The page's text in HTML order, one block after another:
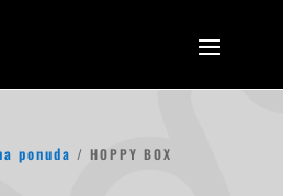
ponuda / HOPPY BOX